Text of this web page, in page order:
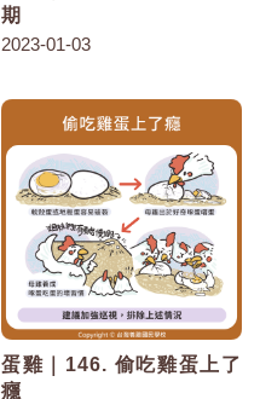
期
2023-01-03
蛋雞｜146. 偷吃雞蛋上了
癮